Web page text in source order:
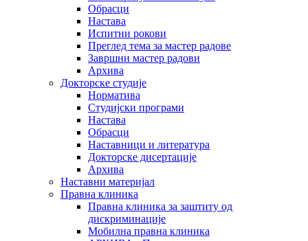
Обрасци
Настава
Испитни рокови
Преглед тема за мастер радове
Завршни мастер радови
Архива
Докторске студије
Норматива
Студијски програми
Настава
Обрасци
Наставници и литература
Докторске дисертације
Архива
Наставни материјал
Правна клиника
Правна клиника за заштиту од
дискриминације
Мобилна правна клиника